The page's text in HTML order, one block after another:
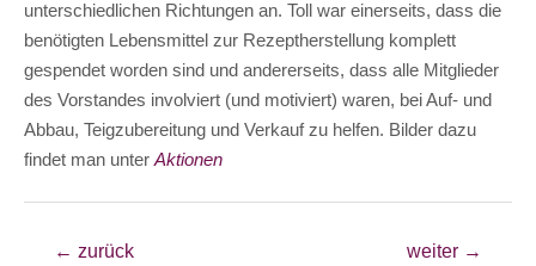
unterschiedlichen Richtungen an. Toll war einerseits, dass die
benötigten Lebensmittel zur Rezeptherstellung komplett
gespendet worden sind und andererseits, dass alle Mitglieder
des Vorstandes involviert (und motiviert) waren, bei Auf- und
Abbau, Teigzubereitung und Verkauf zu helfen. Bilder dazu
findet man unterAktionen
Beitragsnavigation
← zurück weiter →